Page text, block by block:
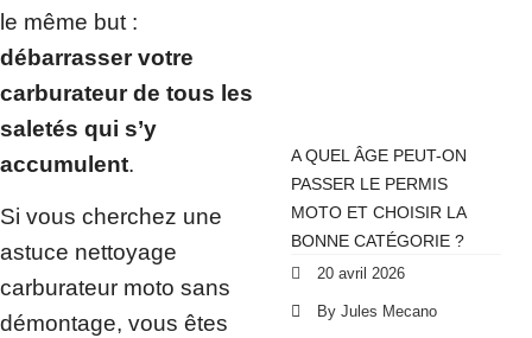
le même but :
débarrasser votre
carburateur de tous les
saletés qui s’y
accumulent.
Si vous cherchez une
astuce nettoyage
carburateur moto sans
démontage, vous êtes
A QUEL ÂGE PEUT-ON
PASSER LE PERMIS
MOTO ET CHOISIR LA
BONNE CATÉGORIE ?
20 avril 2026
By Jules Mecano